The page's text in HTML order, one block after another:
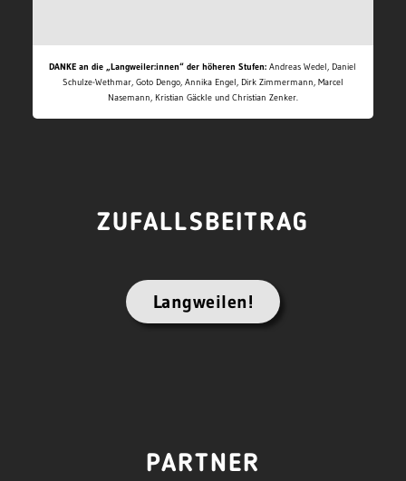
DANKE an die „Langweiler:innen“ der höheren Stufen: Andreas Wedel, Daniel
Schulze-Wethmar, Goto Dengo, Annika Engel, Dirk Zimmermann, Marcel
Nasemann, Kristian Gäckle und Christian Zenker.
ZUFALLSBEITRAG
Langweilen!
PARTNER